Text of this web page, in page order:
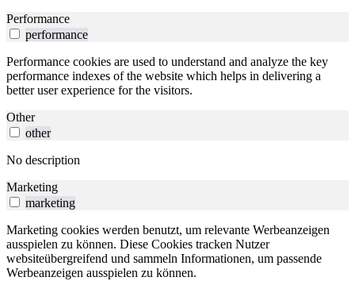
Performance
performance
Performance cookies are used to understand and analyze the key
performance indexes of the website which helps in delivering a
better user experience for the visitors.
Other
other
No description
Marketing
marketing
Marketing cookies werden benutzt, um relevante Werbeanzeigen
ausspielen zu können. Diese Cookies tracken Nutzer
websiteübergreifend und sammeln Informationen, um passende
Werbeanzeigen ausspielen zu können.